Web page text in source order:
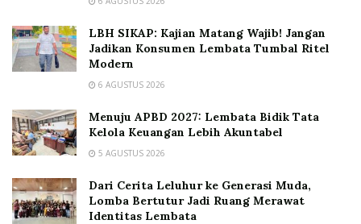
LBH SIKAP: Kajian Matang Wajib! Jangan
Jadikan Konsumen Lembata Tumbal Ritel
Modern
6 AGUSTUS 2026
Menuju APBD 2027: Lembata Bidik Tata
Kelola Keuangan Lebih Akuntabel
5 AGUSTUS 2026
Dari Cerita Leluhur ke Generasi Muda,
Lomba Bertutur Jadi Ruang Merawat
Identitas Lembata